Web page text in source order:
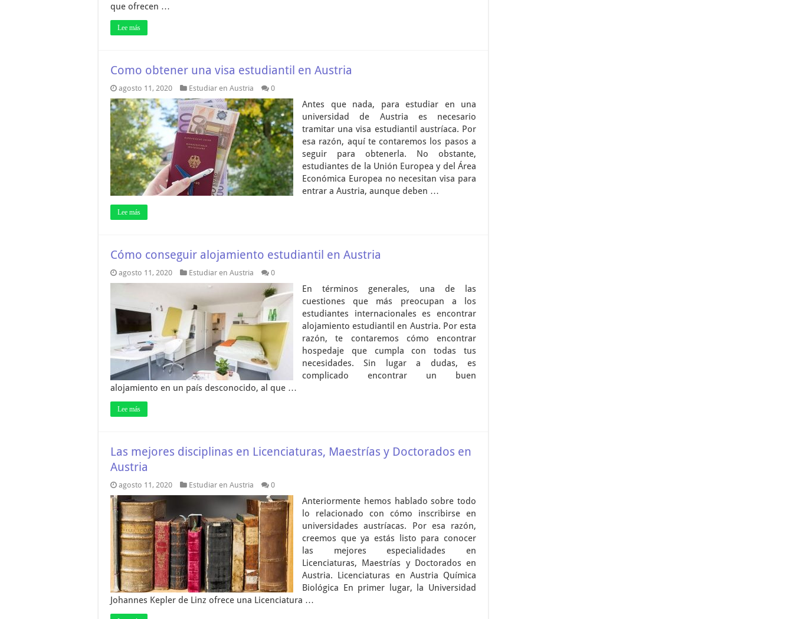
que ofrecen …
Lee más
Como obtener una visa estudiantil en Austria
agosto 11, 2020 Estudiar en Austria 0
Antes que nada, para estudiar en una
universidad de Austria es necesario
tramitar una visa estudiantil austríaca. Por
esa razón, aquí te contaremos los pasos a
seguir para obtenerla. No obstante,
estudiantes de la Unión Europea y del Área
Económica Europea no necesitan visa para
entrar a Austria, aunque deben …
Lee más
Cómo conseguir alojamiento estudiantil en Austria
agosto 11, 2020 Estudiar en Austria 0
En términos generales, una de las
cuestiones que más preocupan a los
estudiantes internacionales es encontrar
alojamiento estudiantil en Austria. Por esta
razón, te contaremos cómo encontrar
hospedaje que cumpla con todas tus
necesidades. Sin lugar a dudas, es
complicado encontrar un buen
alojamiento en un país desconocido, al que …
Lee más
Las mejores disciplinas en Licenciaturas, Maestrías y Doctorados en
Austria
agosto 11, 2020 Estudiar en Austria 0
Anteriormente hemos hablado sobre todo
lo relacionado con cómo inscribirse en
universidades austríacas. Por esa razón,
creemos que ya estás listo para conocer
las mejores especialidades en
Licenciaturas, Maestrías y Doctorados en
Austria. Licenciaturas en Austria Química
Biológica En primer lugar, la Universidad
Johannes Kepler de Linz ofrece una Licenciatura …